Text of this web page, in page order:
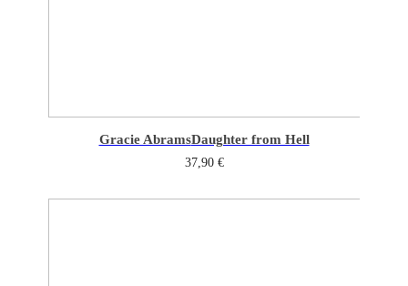
Gracie AbramsDaughter from Hell
37,90 €